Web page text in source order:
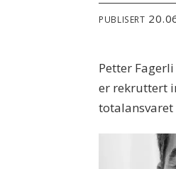
PUBLISERT
Petter
er rekruttert
totalansvaret